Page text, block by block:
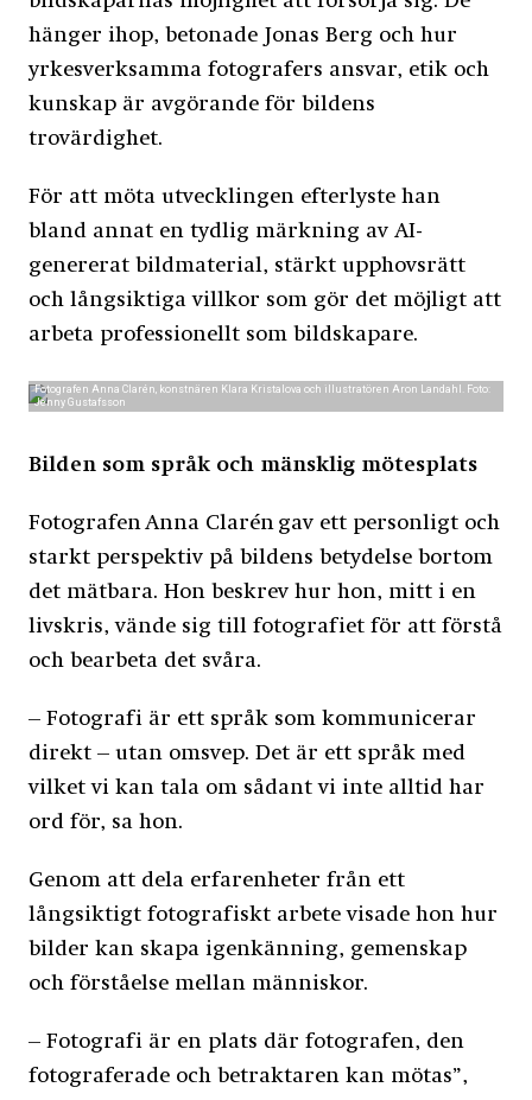
hänger ihop, betonade Jonas Berg och hur
yrkesverksamma fotografers ansvar, etik och
kunskap är avgörande för bildens
trovärdighet.
För att möta utvecklingen efterlyste han
bland annat en tydlig märkning av AI-
genererat bildmaterial, stärkt upphovsrätt
och långsiktiga villkor som gör det möjligt att
arbeta professionellt som bildskapare.
Fotografen Anna Clarén, konstnären Klara Kristalova och illustratören Aron Landahl. Foto:
Jenny Gustafsson
Bilden som språk och mänsklig mötesplats
Fotografen Anna Clarén gav ett personligt och
starkt perspektiv på bildens betydelse bortom
det mätbara. Hon beskrev hur hon, mitt i en
livskris, vände sig till fotografiet för att förstå
och bearbeta det svåra.
– Fotografi är ett språk som kommunicerar
direkt – utan omsvep. Det är ett språk med
vilket vi kan tala om sådant vi inte alltid har
ord för, sa hon.
Genom att dela erfarenheter från ett
långsiktigt fotografiskt arbete visade hon hur
bilder kan skapa igenkänning, gemenskap
och förståelse mellan människor.
– Fotografi är en plats där fotografen, den
fotograferade och betraktaren kan mötas”,